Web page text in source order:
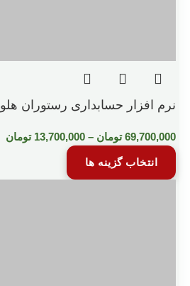
نرم افزار حسابداری رستوران هلو
69,700,000 تومان –
13,700,000 تومان
انتخاب گزینه ها